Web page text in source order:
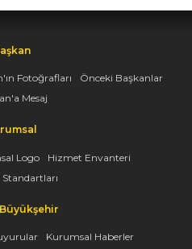
Fotoğrafları
Önceki Başkanlar
Mesaj
Logo
Hizmet Envanteri
Kurumsal Haberler